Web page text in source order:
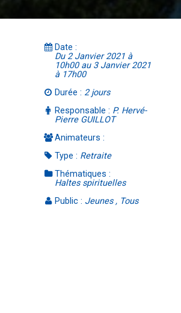
Date :
Du 2 Janvier 2021 à
10h00 au 3 Janvier 2021
à 17h00
Durée : 2 jours
Responsable : P. Hervé-
Pierre GUILLOT
Animateurs :
Type : Retraite
Thématiques :
Haltes spirituelles
Public : Jeunes , Tous